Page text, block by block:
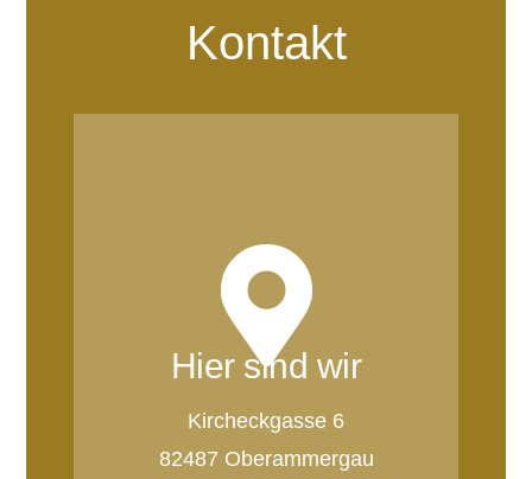
Kontakt
Hier sind wir
Kircheckgasse 6
82487 Oberammergau